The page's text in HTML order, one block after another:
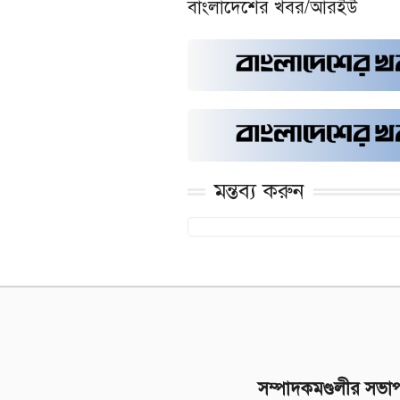
বাংলাদেশের খবর/আরইউ
মন্তব্য করুন
সম্পাদকমণ্ডলীর